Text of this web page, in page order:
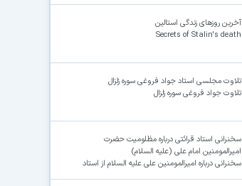
آخرین روزهای زندگی استالین
Secrets of Stalin's death
تلاوت مجلسی استاد جواد فروغی سوره زلزال
تلاوت جواد فروغی سوره زلزال
سخنرانی استاد قرائتی درباره مظلومیت حضرت
امیرالمومنین امام علی (علیه السلام)
سخنرانی درباره امیرالمومنین علی علیه السلام از استاد